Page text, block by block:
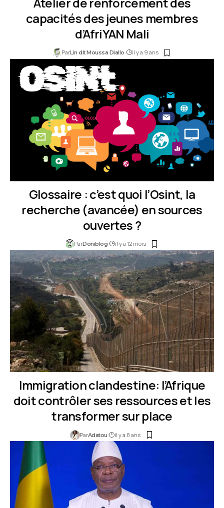
capacités des jeunes membres
d’AfriYAN Mali
ParLin dit Moussa Diallo il y a 9 ans
Glossaire : c’est quoi l’Osint, la
recherche (avancée) en sources
ouvertes ?
ParDoniblog il y a 12 mois
Immigration clandestine: l’Afrique
doit contrôler ses ressources et les
transformer sur place
ParAdatou il y a 8 ans